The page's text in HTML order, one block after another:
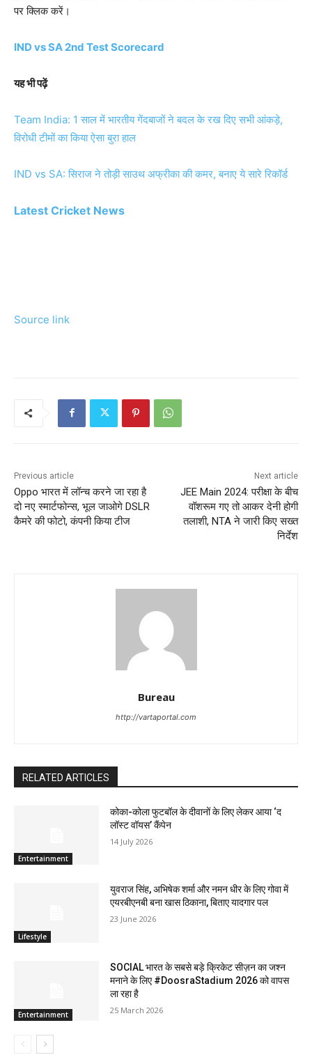
पर क्लिक करें।
IND vs SA 2nd Test Scorecard
यह भी पढ़ें
Team India: 1 साल में भारतीय गेंदबाजों ने बदल के रख दिए सभी आंकड़े,
विरोधी टीमों का किया ऐसा बुरा हाल
IND vs SA: सिराज ने तोड़ी साउथ अफ्रीका की कमर, बनाए ये सारे रिकॉर्ड
Latest Cricket News
Source link
Previous article
Oppo भारत में लॉन्च करने जा रहा है
दो नए स्मार्टफोन्स, भूल जाओगे DSLR
कैमरे की फोटो, कंपनी किया टीज
Next article
JEE Main 2024: परीक्षा के बीच
वॉशरूम गए तो आकर देनी होगी
तलाशी, NTA ने जारी किए सख्त
निर्देश
Bureau
http://vartaportal.com
RELATED ARTICLES
Entertainment
कोका-कोला फुटबॉल के दीवानों के लिए लेकर आया ‘द
लॉस्‍ट वॉयस’ कैंपेन
14 July 2026
Lifestyle
युवराज सिंह, अभिषेक शर्मा और नमन धीर के लिए गोवा में
एयरबीएनबी बना खास ठिकाना, बिताए यादगार पल
23 June 2026
Entertainment
SOCIAL भारत के सबसे बड़े क्रिकेट सीज़न का जश्न
मनाने के लिए #DoosraStadium 2026 को वापस
ला रहा है
25 March 2026